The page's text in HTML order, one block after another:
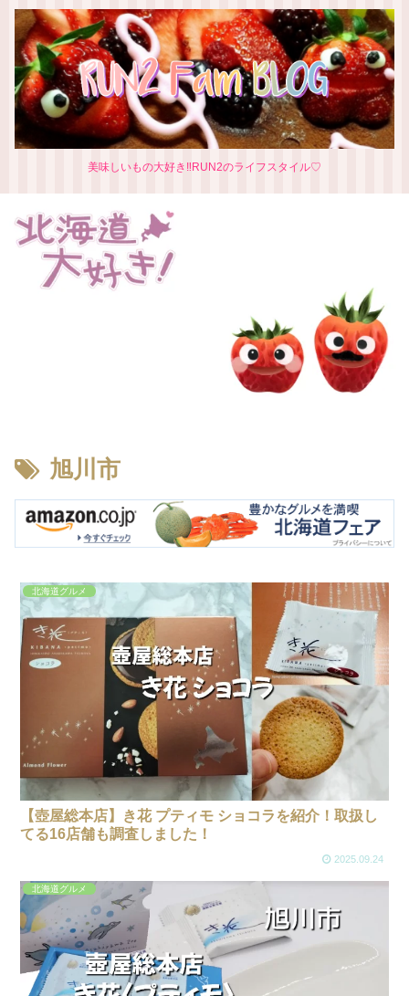
美味しいもの大好き‼RUN2のライフスタイル♡
旭川市
北海道グルメ
【壺屋総本店】き花 プティモ ショコラを紹介！取扱し
てる16店舗も調査しました！
2025.09.24
北海道グルメ